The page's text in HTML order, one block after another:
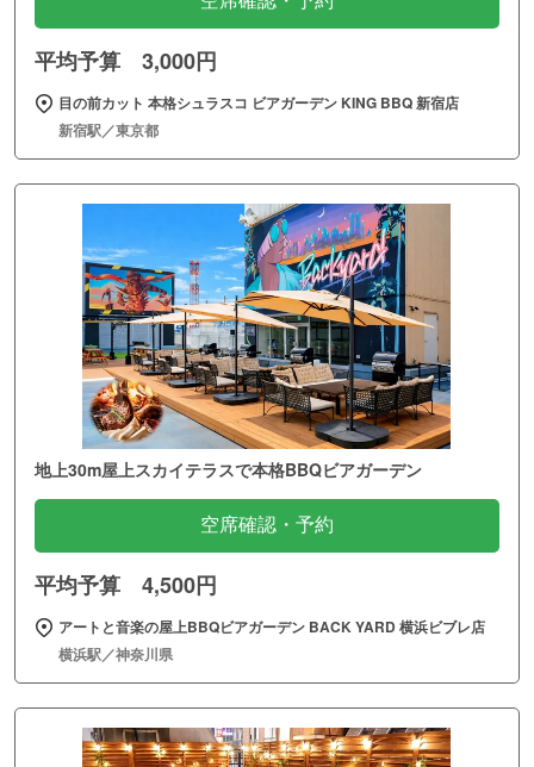
平均予算 3,000円
目の前カット 本格シュラスコ ビアガーデン KING BBQ 新宿店
新宿駅／東京都
地上30m屋上スカイテラスで本格BBQビアガーデン
空席確認・予約
平均予算 4,500円
アートと音楽の屋上BBQビアガーデン BACK YARD 横浜ビブレ店
横浜駅／神奈川県